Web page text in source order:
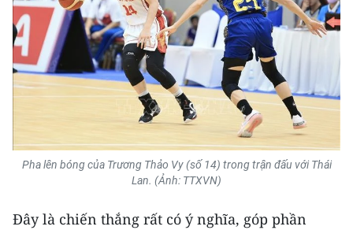
Pha lên bóng của Trương Thảo Vy (số 14) trong trận đấu với Thái
Lan. (Ảnh: TTXVN)
Đây là chiến thắng rất có ý nghĩa, góp phần